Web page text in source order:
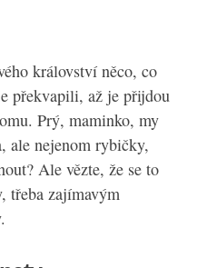
království něco, co
překvapili, až je přijdou
Prý, maminko, my
ale nejenom rybičky,
Ale vězte, že se to
třeba zajímavým